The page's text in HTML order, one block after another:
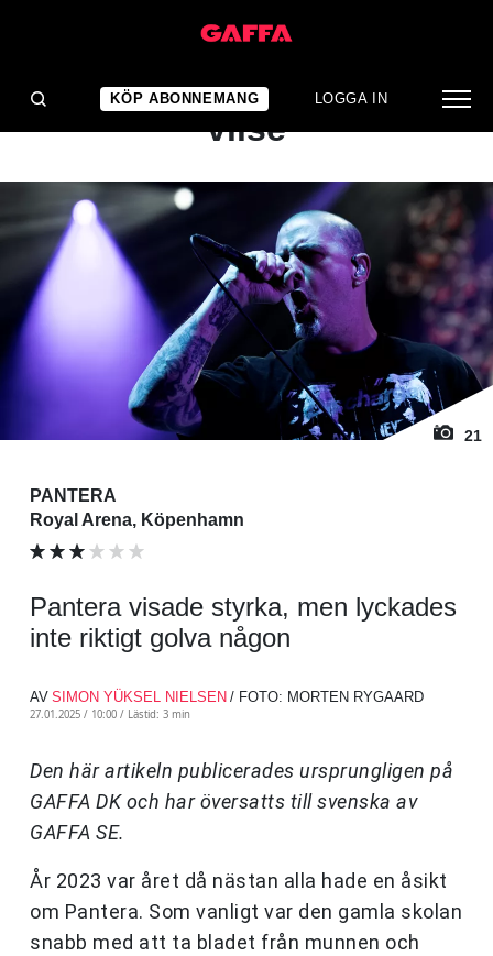
KÖP ABONNEMANG LOGGA IN
KONSERTRECENSION
Tjuren från Texas gick
vilse
21
PANTERA
Royal Arena, Köpenhamn
Pantera visade styrka, men lyckades
inte riktigt golva någon
AV SIMON YÜKSEL NIELSEN / FOTO: MORTEN RYGAARD
27.01.2025 / 10:00 / Lästid: 3 min
Den här artikeln publicerades ursprungligen på
GAFFA DK och har översatts till svenska av
GAFFA SE.
År 2023 var året då nästan alla hade en åsikt
om Pantera. Som vanligt var den gamla skolan
snabb med att ta bladet från munnen och